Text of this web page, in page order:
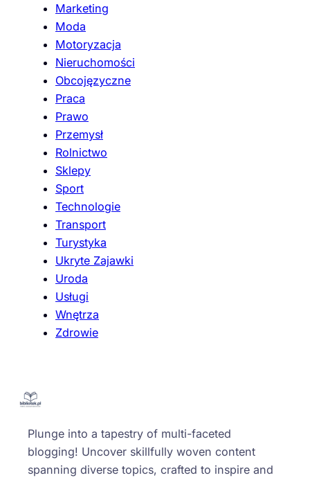
Marketing
Moda
Motoryzacja
Nieruchomości
Obcojęzyczne
Praca
Prawo
Przemysł
Rolnictwo
Sklepy
Sport
Technologie
Transport
Turystyka
Ukryte Zajawki
Uroda
Usługi
Wnętrza
Zdrowie
Plunge into a tapestry of multi-faceted
blogging! Uncover skillfully woven content
spanning diverse topics, crafted to inspire and